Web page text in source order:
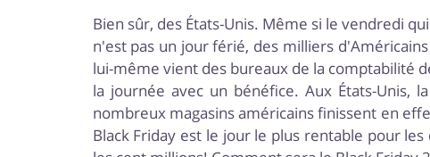
Bien sûr, des États-Unis. Même si le vendredi
n'est pas un jour férié, des milliers
lui-même vient des bureaux de la comptabilité
la journée avec un bénéfice. Aux États-
nombreux magasins américains finissent en
Black Friday est le jour le plus rentable pour